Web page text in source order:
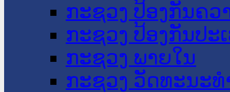
ກະຊວງ ປ້ອງກັນຄວ
ກະຊວງ ປ້ອງກັນປະ
ກະຊວງ ພາຍໃນ
ກະຊວງ ວັດທະນະ